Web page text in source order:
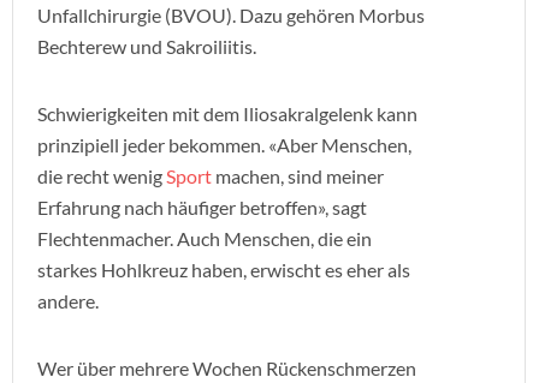
Unfallchirurgie (BVOU). Dazu gehören Morbus
Bechterew und Sakroiliitis.
Schwierigkeiten mit dem Iliosakralgelenk kann
prinzipiell jeder bekommen. «Aber Menschen,
die recht wenigSport machen, sind meiner
Erfahrung nach häufiger betroffen», sagt
Flechtenmacher. Auch Menschen, die ein
starkes Hohlkreuz haben, erwischt es eher als
andere.
Wer über mehrere Wochen Rückenschmerzen